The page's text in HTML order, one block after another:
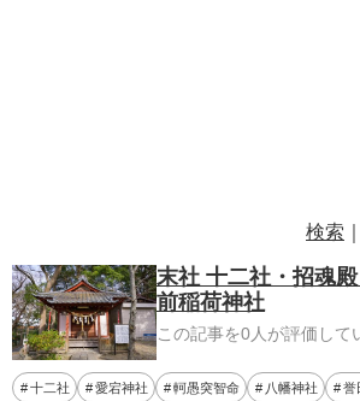
検索
末社 十二社・招魂
前稲荷神社
この記事を0人が評価して
十二社 愛宕神社 軻愚突智命 八幡神社 誉